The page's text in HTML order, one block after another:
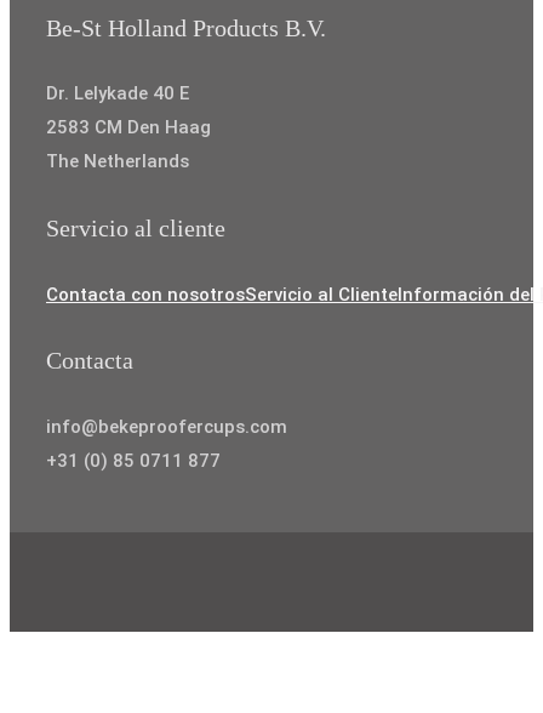
Be-St Holland Products B.V.
Dr. Lelykade 40 E
2583 CM Den Haag
The Netherlands
Servicio al cliente
Contacta con nosotrosServicio al ClienteInformación del
Contacta
info@bekeproofercups.com
+31 (0) 85 0711 877